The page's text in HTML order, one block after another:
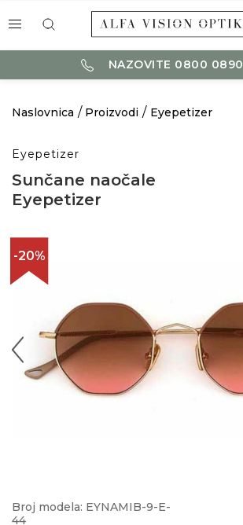
NAZOVITE 0800 0890
Naslovnica Proizvodi Eyepetizer
Eyepetizer
Sunčane naočale
Eyepetizer
-20%
Broj modela: EYNAMIB-9-E-
44